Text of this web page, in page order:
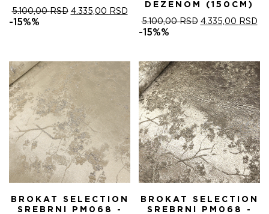
5.100,00RSD ОРИГИНАЛНА
4.335,00 RSDТРЕНУТНА
ЦЕНА
-15%%
DEZENOM (150CM)
5.100,00RSD ОРИГИНАЛНА
5.100,00 RSD.
4.335,00 RSD
-15%%
BROKAT SELECTION
SREBRNI PM068 -
BROKAT SELECTION
SREBRNI PM068 -